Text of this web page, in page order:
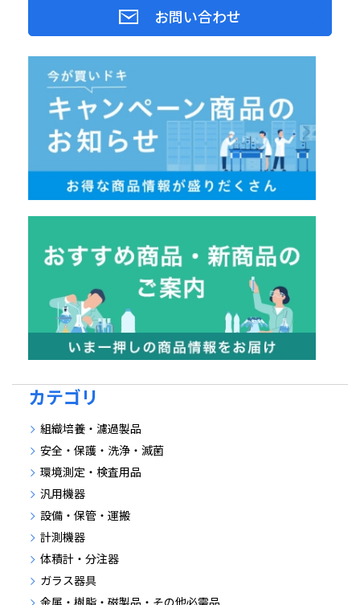
お問い合わせ
カテゴリ
組織培養・濾過製品
安全・保護・洗浄・滅菌
環境測定・検査用品
汎用機器
設備・保管・運搬
計測機器
体積計・分注器
ガラス器具
金属・樹脂・磁製品・その他必需品